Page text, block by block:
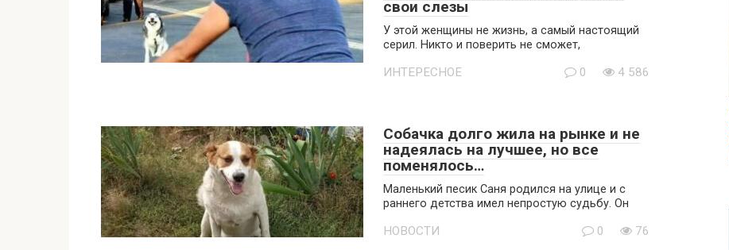
свои слезы
У этой женщины не жизнь, а самый настоящий
серил. Никто и поверить не сможет,
ИНТЕРЕСНОЕ 0 4 586
Собачка долго жила на рынке и не
надеялась на лучшее, но все
поменялось…
Маленький песик Саня родился на улице и с
раннего детства имел непростую судьбу. Он
НОВОСТИ 0 76